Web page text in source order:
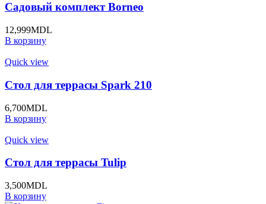
Садовый комплект Borneo
12,999MDL
В корзину
Quick view
Стол для террасы Spark 210
6,700MDL
В корзину
Quick view
Стол для террасы Tulip
3,500MDL
В корзину